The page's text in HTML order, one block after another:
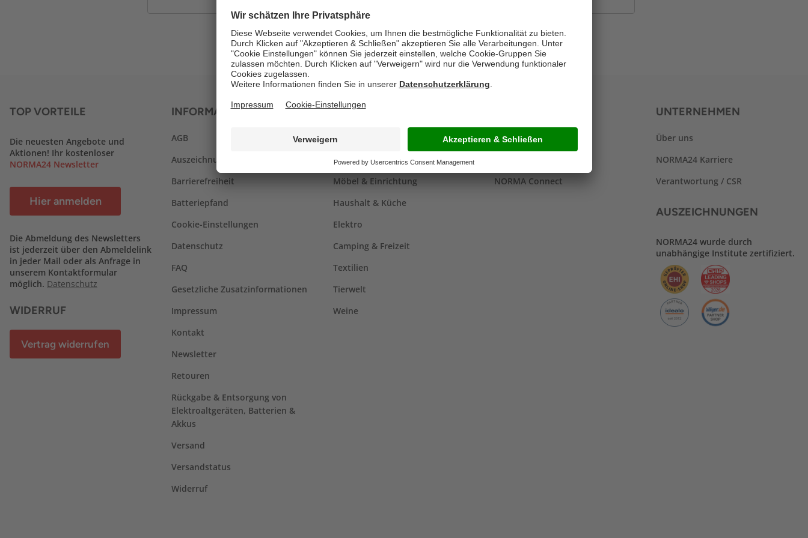
TOP VORTEILE
Die neuesten Angebote und
Aktionen! Ihr kostenloser
NORMA24 Newsletter
Hier anmelden
Die Abmeldung des Newsletters
ist jederzeit über den Abmeldelink
in jeder Mail oder als Anfrage in
unserem Kontaktformular
möglich. Datenschutz
WIDERRUF
Vertrag widerrufen
INFORMATIONEN
AGB
Auszeichnungen
Barrierefreiheit
Batteriepfand
Cookie-Einstellungen
Datenschutz
FAQ
Gesetzliche Zusatzinformationen
Impressum
Kontakt
Newsletter
Retouren
Rückgabe & Entsorgung von
Elektroaltgeräten, Batterien &
Akkus
Versand
Versandstatus
Widerruf
PRODUKTWELT
Aktionen
Baumarkt
Möbel & Einrichtung
Haushalt & Küche
Elektro
Camping & Freizeit
Textilien
Tierwelt
Weine
NORMA
NORMA Connect
UNTERNEHMEN
Über uns
NORMA24 Karriere
Verantwortung / CSR
AUSZEICHNUNGEN
NORMA24 wurde durch
unabhängige Institute zertifiziert.